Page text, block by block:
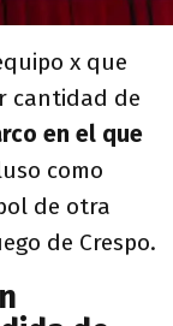
x que
cantidad de
en el que
como
de otra
de Crespo.